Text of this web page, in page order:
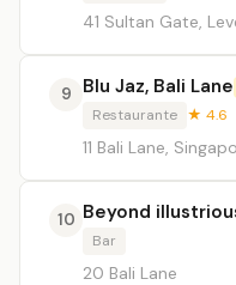
41 Sultan Gate,
9 Blu Jaz, Bali Lane
Restaurante ★ 4.6
11 Bali Lane,
10 Beyond
Bar
20 Bali Lane